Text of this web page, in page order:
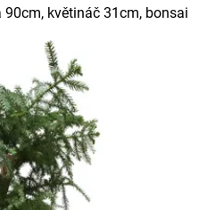
květináč 31cm, bonsai